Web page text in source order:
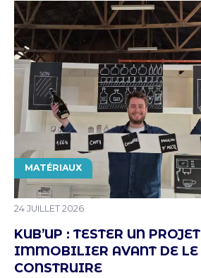
KUB’UP : TESTER UN PROJET
IMMOBILIER AVANT DE LE
CONSTRUIRE
PUBLIÉ LE
24 JUILLET 2026
THÉMATIQUE
MATÉRIAUX